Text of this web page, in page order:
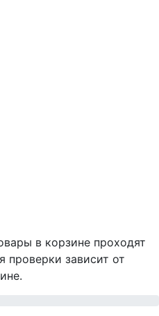
в корзине проходят
проверки зависит от